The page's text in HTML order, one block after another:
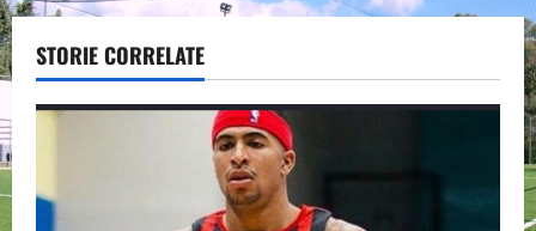
v
i
a
STORIE CORRELATE